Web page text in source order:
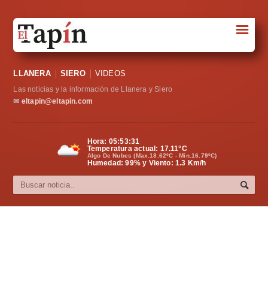
Sociedad
Política
Cultura
☰
LLANERA SIERO VIDEOS
Las noticias y la información de Llanera y Siero
✉ eltapin@eltapin.com
Hora: 05:53:32
Temperatura actual: 17.11°C
Algo De Nubes (Max.18.62ºC - Min.16.79ºC)
Humedad: 99% y Viento: 1.3 Km/h